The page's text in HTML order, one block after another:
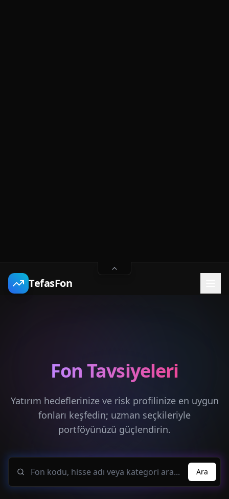
TefasFon
Fon Tavsiyeleri
Yatırım hedeflerinize ve risk profilinize en uygun
fonları keşfedin; uzman seçkileriyle
portföyünüzü güçlendirin.
Ara